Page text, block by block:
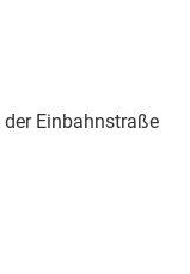
Einbahnstraße